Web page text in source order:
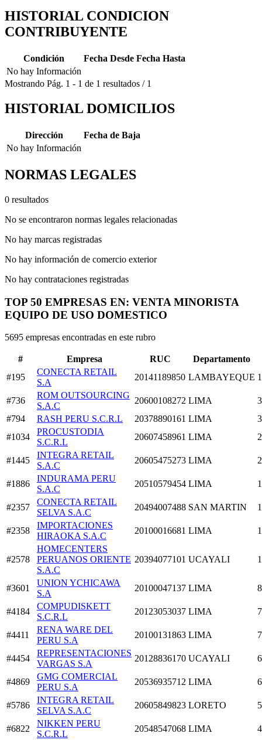
HISTORIAL CONDICION
CONTRIBUYENTE
Condición Fecha Desde Fecha Hasta
No hay Información
Mostrando Pág. 1 - 1 de 1 resultados / 1
HISTORIAL DOMICILIOS
Dirección
Fecha de Baja
No hay Información
NORMAS LEGALES
0 resultados
No se encontraron normas legales relacionadas
No hay marcas registradas
No hay información de comercio exterior
No hay contrataciones registradas
TOP 50 EMPRESAS EN: VENTA MINORISTA
EQUIPO DE USO DOMESTICO
5695 empresas encontradas en este rubro
# Empresa RUC
Departamento
#195
CONECTA RETAIL
S.A
20141189850 LAMBAYEQUE
#736
ROM OUTSOURCING
S.A.C
20600108272 LIMA
#794
RASH PERU S.C.R.L 20378890161 LIMA
#1034
PROCUSTODIA
S.C.R.L
20607458961 LIMA
#1445
INTEGRA RETAIL
S.A.C
20605475273 LIMA
#1886
INDURAMA PERU
S.A.C
20510579454 LIMA
#2357
CONECTA RETAIL
SELVA S.A.C
20494007488 SAN MARTIN
#2358
IMPORTACIONES
HIRAOKA S.A.C
20100016681 LIMA
#2578
HOMECENTERS
PERUANOS ORIENTE
S.A.C
20394077101 UCAYALI
#3601
UNION YCHICAWA
S.A
20100047137 LIMA
#4184
COMPUDISKETT
S.C.R.L
20123053037 LIMA
#4411
RENA WARE DEL
PERU S.A
20100131863 LIMA
#4454
REPRESENTACIONES
VARGAS S.A
20128836170 UCAYALI
#4869
GMG COMERCIAL
PERU S.A
20536935712 LIMA
#5786
INTEGRA RETAIL
SELVA S.A.C
20605849823 LORETO
#6822
NIKKEN PERU
S.C.R.L
20548547068 LIMA